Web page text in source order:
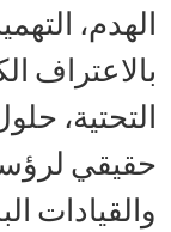
الهدم،
بالاعتراف
التحتية،
حقيقي
والقيادات